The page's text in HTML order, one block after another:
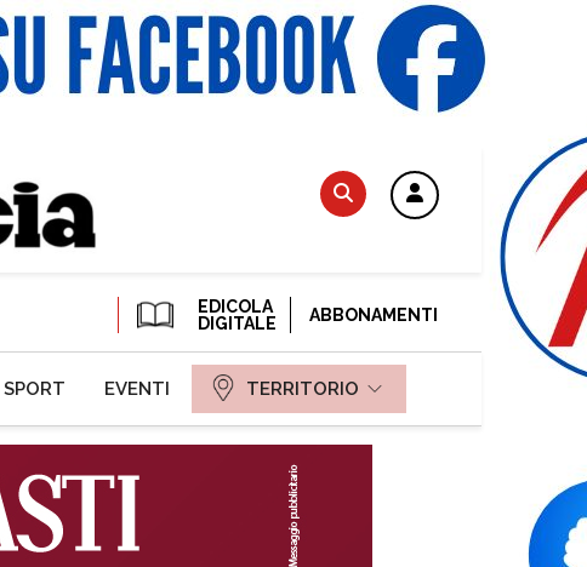
EDICOLA
DIGITALE
ABBONAMENTI
SPORT EVENTI TERRITORIO